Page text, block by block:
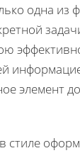
одна из
элемент
стиле